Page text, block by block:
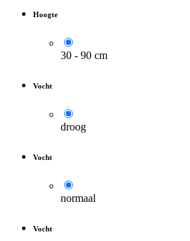
Hoogte
30 - 90 cm
Vocht
droog
Vocht
normaal
Vocht